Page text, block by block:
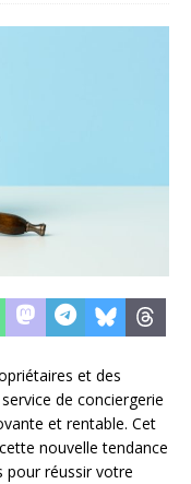
et des
de conciergerie
et rentable. Cet
nouvelle tendance
pour réussir votre